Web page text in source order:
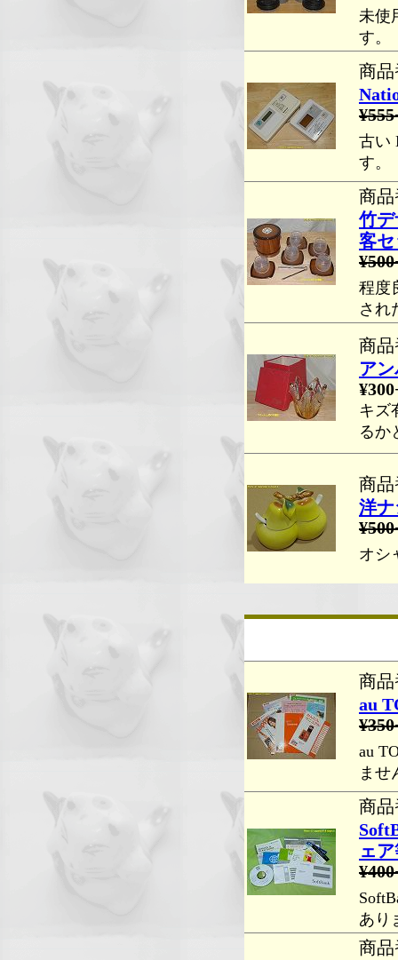
未使
す。
商品
古い
す。
商品
竹
客
程度
され
商品
ア
キズ
るか
商品
洋
オシ
商品
au
au
ませ
商品
ェ
あり
商品